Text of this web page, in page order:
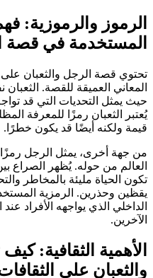
الرموز والرموزية:
المستخدمة في قصة
تحتوي قصة الرجل والثعبان على
المعاني العميقة للقصة.
حيث يمثل التحديات التي قد
يُعتبر الثعبان رمزًا للمعرفة
قيمة ولكنه أيضًا قد يكون خطرًا.
من جهة أخرى، يمثل الرجل
العالم من حوله. يُظهر الصراع
تكون الحياة مليئة بالمخاطر
يقظين وحذرين. الرمزية
الداخلي الذي يواجهه الأفراد
الآخرين.
الأهمية الثقافية:
والثعبان على